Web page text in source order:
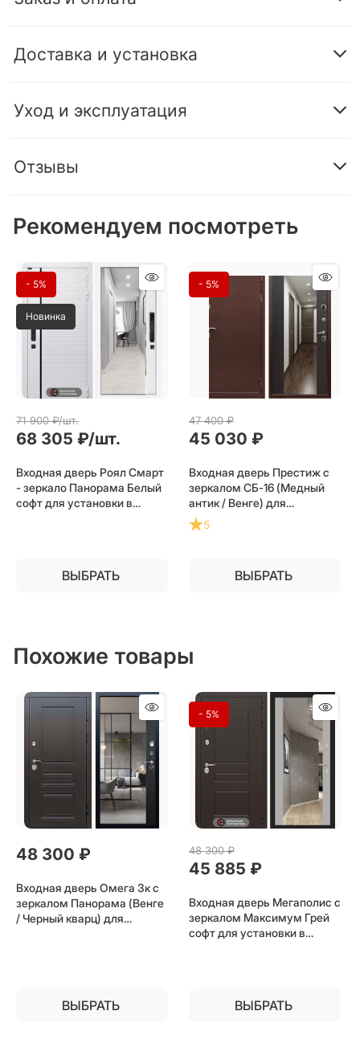
Доставка и установка
Уход и эксплуатация
Отзывы
Рекомендуем посмотреть
- 5%
Новинка
71 900 ₽/шт.
68 305 ₽/шт.
Входная дверь Роял Смарт
- зеркало Панорама Белый
софт для установки в
ВЫБРАТЬ
- 5%
47 400 ₽
45 030 ₽
Входная дверь Престиж с
зеркалом СБ-16 (Медный
антик / Венге) для
установки в квартиру
5
ВЫБРАТЬ
Похожие товары
48 300 ₽
Входная дверь Омега 3к с
зеркалом Панорама (Венге
/ Черный кварц) для
ВЫБРАТЬ
- 5%
48 300 ₽
45 885 ₽
Входная дверь Мегаполис с
зеркалом Максимум Грей
софт для установки в
ВЫБРАТЬ